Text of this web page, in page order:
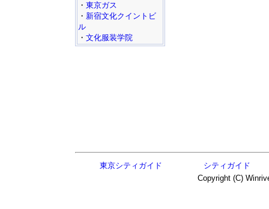
・ 東京ガス
・ 新宿文化クイントビ
ル
・ 文化服装学院
東京シティガイド
シティガイド
Copyright (C)